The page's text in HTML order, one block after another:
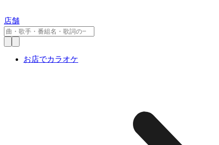
店舗
お店でカラオケ